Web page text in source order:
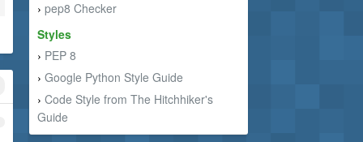
› pep8 Checker
Styles
› PEP 8
› Google Python Style Guide
› Code Style from The Hitchhiker's
Guide